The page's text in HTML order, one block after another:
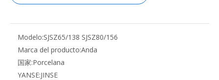
Modelo:SJSZ65/138 SJSZ80/156
Marca del producto:Anda
国家:Porcelana
YANSE:JINSE